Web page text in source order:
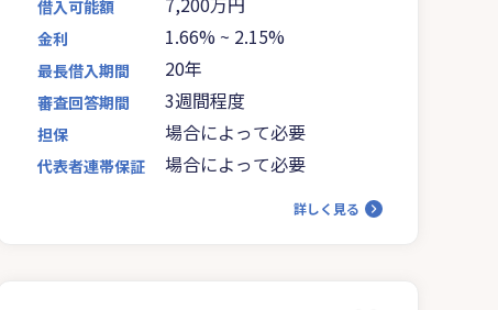
借入可能額
金利 1.66% ~ 2.15%
最長借入期間 20年
審査回答期間 3週間程度
担保 場合によって必要
代表者連帯保証 場合によって必要
詳しく見る